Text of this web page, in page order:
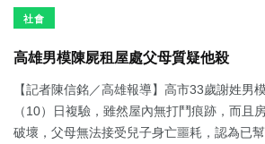
社會
高雄男模陳屍租屋處父母質疑他殺
【記者陳信銘／高雄報導】高市33歲謝姓男
（10）日複驗，雖然屋內無打鬥痕跡，而且
破壞，父母無法接受兒子身亡噩耗，認為已